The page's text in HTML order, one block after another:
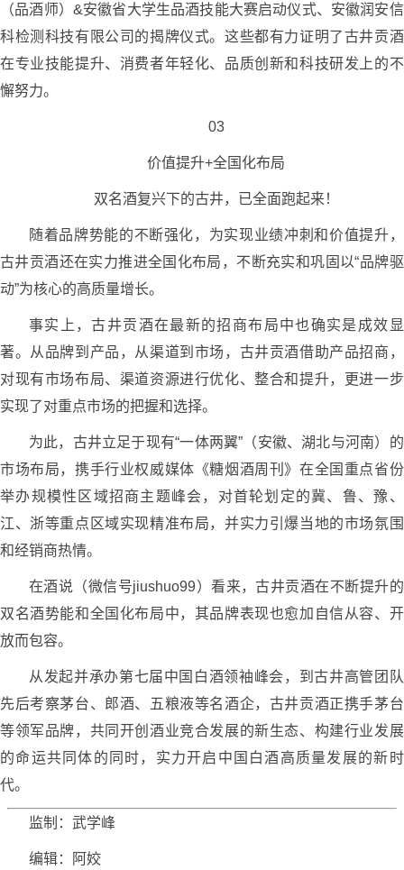
（品酒师）&安徽省大学生品酒技能大赛启动仪式、安徽润安信
科检测科技有限公司的揭牌仪式。这些都有力证明了古井贡酒
在专业技能提升、消费者年轻化、品质创新和科技研发上的不
懈努力。
03
价值提升+全国化布局
双名酒复兴下的古井，已全面跑起来！
随着品牌势能的不断强化，为实现业绩冲刺和价值提升，
古井贡酒还在实力推进全国化布局，不断充实和巩固以“品牌驱
动”为核心的高质量增长。
事实上，古井贡酒在最新的招商布局中也确实是成效显
著。从品牌到产品，从渠道到市场，古井贡酒借助产品招商，
对现有市场布局、渠道资源进行优化、整合和提升，更进一步
实现了对重点市场的把握和选择。
为此，古井立足于现有“一体两翼”（安徽、湖北与河南）的
市场布局，携手行业权威媒体《糖烟酒周刊》在全国重点省份
举办规模性区域招商主题峰会，对首轮划定的冀、鲁、豫、
江、浙等重点区域实现精准布局，并实力引爆当地的市场氛围
和经销商热情。
在酒说（微信号jiushuo99）看来，古井贡酒在不断提升的
双名酒势能和全国化布局中，其品牌表现也愈加自信从容、开
放而包容。
从发起并承办第七届中国白酒领袖峰会，到古井高管团队
先后考察茅台、郎酒、五粮液等名酒企，古井贡酒正携手茅台
等领军品牌，共同开创酒业竞合发展的新生态、构建行业发展
的命运共同体的同时，实力开启中国白酒高质量发展的新时
代。
监制：武学峰
编辑：阿姣